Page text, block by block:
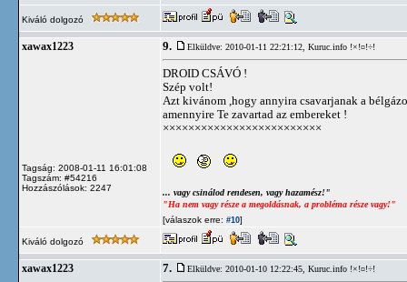
Kiváló dolgozó
xawax1223
Tagság: 2008-01-11 16:01:08
Tagszám: #54216
Hozzászólások: 2247
9. Elküldve: 2010-01-11 22:21:12, Kuruc.info !×!¤!÷!
DROID CSÁVÓ !
Szép volt!
Azt kivánom ,hogy annyira csavarjanak a
amennyire Te zavartad az embereket !
×××××××××××××××××××××××××
... vagy csinálod rendesen, vagy hazamész!"
"Ha nem vagy része a megoldásnak, a probléma része vagy!"
[válaszok erre: #10]
Kiváló dolgozó
xawax1223 7. Elküldve: 2010-01-10 12:22:45, Kuruc.info !×!¤!÷!